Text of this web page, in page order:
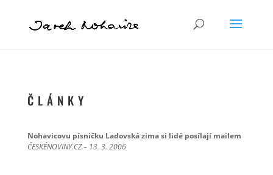
Č L Á N K Y
Nohavicovu písničku Ladovská zima si lidé posílají mailem
ČESKÉNOVINY.CZ – 13. 3. 2006